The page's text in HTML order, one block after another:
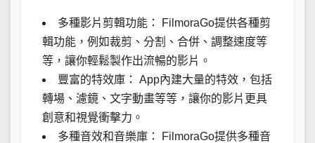
多種影片剪輯功能： FilmoraGo提供各種剪
輯功能，例如裁剪、分割、合併、調整速度等
等，讓你輕鬆製作出流暢的影片。
豐富的特效庫： App內建大量的特效，包括
轉場、濾鏡、文字動畫等等，讓你的影片更具
創意和視覺衝擊力。
多種音效和音樂庫： FilmoraGo提供多種音